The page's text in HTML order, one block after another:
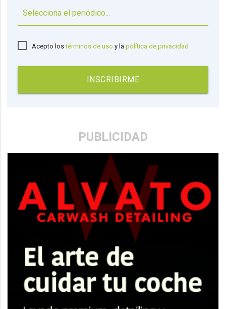
Acepto lostérminos de uso y lapolítica de privacidad
INSCRIBIRME
PUBLICIDAD